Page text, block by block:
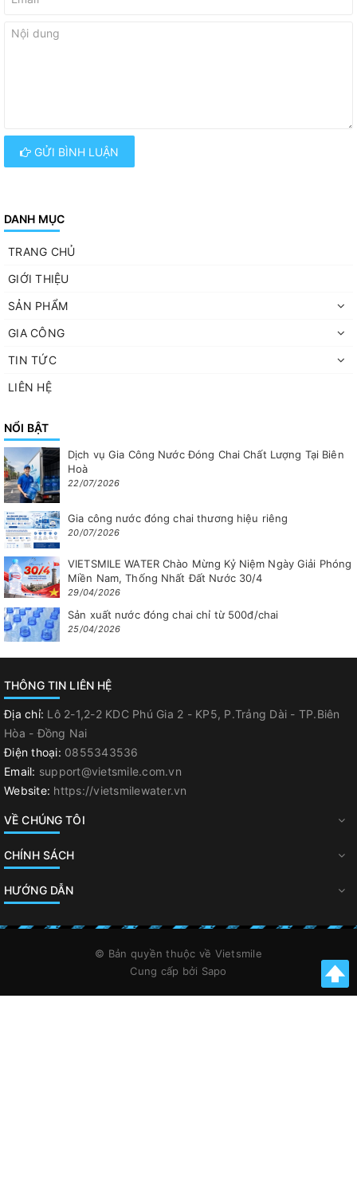
GỬI BÌNH LUẬN
DANH MỤC
TRANG CHỦ
GIỚI THIỆU
SẢN PHẨM
GIA CÔNG
TIN TỨC
LIÊN HỆ
NỔI BẬT
Dịch vụ Gia Công Nước Đóng Chai Chất Lượng Tại Biên
Hoà
22/07/2026
Gia công nước đóng chai thương hiệu riêng
20/07/2026
VIETSMILE WATER Chào Mừng Kỷ Niệm Ngày Giải Phóng
Miền Nam, Thống Nhất Đất Nước 30/4
29/04/2026
Sản xuất nước đóng chai chỉ từ 500đ/chai
25/04/2026
THÔNG TIN LIÊN HỆ
Địa chỉ: Lô 2-1,2-2 KDC Phú Gia 2 - KP5, P.Trảng Dài - TP.Biên
Hòa - Đồng Nai
Điện thoại: 0855343536
Email: support@vietsmile.com.vn
Website: https://vietsmilewater.vn
VỀ CHÚNG TÔI
CHÍNH SÁCH
HƯỚNG DẪN
© Bản quyền thuộc về Vietsmile
Cung cấp bởi Sapo